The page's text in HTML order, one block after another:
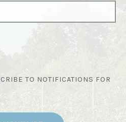
TO NOTIFICATIONS FOR